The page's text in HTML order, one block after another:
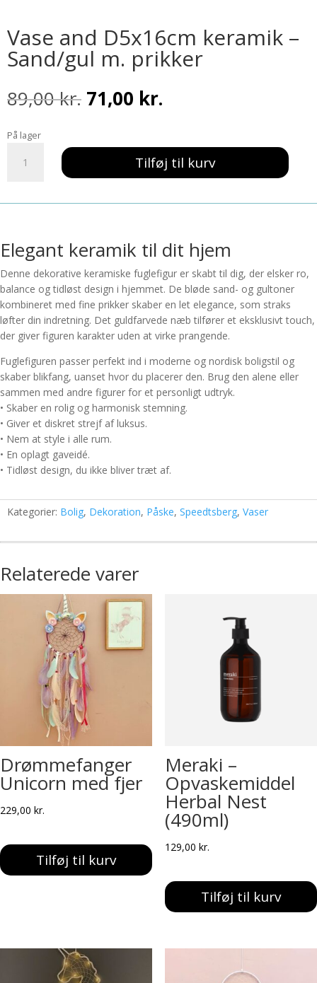
Vase and D5x16cm keramik –
Sand/gul m. prikker
89,00kr. Den
oprindelige
var:
89,00 kr..
71,00 kr.
er:
71,00 kr..
På lager
m.
prikker
antal
Tilføj til kurv
Elegant keramik til dit hjem
Denne dekorative keramiske fuglefigur er skabt til dig, der elsker ro,
balance og tidløst design i hjemmet. De bløde sand- og gultoner
kombineret med fine prikker skaber en let elegance, som straks
løfter din indretning. Det guldfarvede næb tilfører et eksklusivt touch,
der giver figuren karakter uden at virke prangende.
Fuglefiguren passer perfekt ind i moderne og nordisk boligstil og
skaber blikfang, uanset hvor du placerer den. Brug den alene eller
sammen med andre figurer for et personligt udtryk.
• Skaber en rolig og harmonisk stemning.
• Giver et diskret strejf af luksus.
• Nem at style i alle rum.
• En oplagt gaveidé.
• Tidløst design, du ikke bliver træt af.
Kategorier: Bolig, Dekoration, Påske, Speedtsberg, Vaser
Relaterede varer
Drømmefanger
Unicorn med fjer
229,00 kr.
Tilføj til kurv
Meraki –
Opvaskemiddel
Herbal Nest
(490ml)
129,00 kr.
Tilføj til kurv